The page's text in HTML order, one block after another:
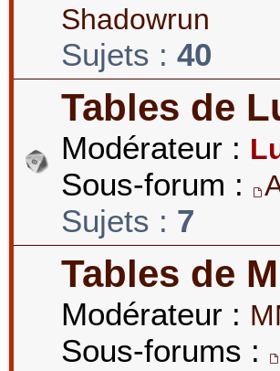
Shadowrun
Sujets : 40
Tables de
Modérateur :
Sous-forum :
Sujets : 7
Tables de
Modérateur :
Sous-forums :